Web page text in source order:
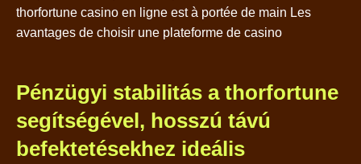
thorfortune casino en ligne est à portée de main Les
avantages de choisir une plateforme de casino
Pénzügyi stabilitás a thorfortune
segítségével, hosszú távú
befektetésekhez ideális